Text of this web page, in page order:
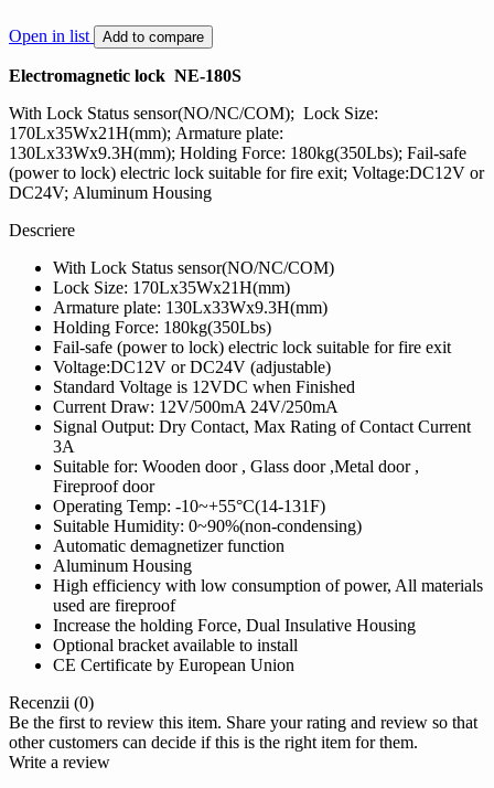
Open in list Add to compare
Electromagnetic lock NE-180S
With Lock Status sensor(NO/NC/COM); Lock Size:
170Lx35Wx21H(mm); Armature plate:
130Lx33Wx9.3H(mm); Holding Force: 180kg(350Lbs); Fail-safe
(power to lock) electric lock suitable for fire exit; Voltage:DC12V or
DC24V; Aluminum Housing
Descriere
With Lock Status sensor(NO/NC/COM)
Lock Size: 170Lx35Wx21H(mm)
Armature plate: 130Lx33Wx9.3H(mm)
Holding Force: 180kg(350Lbs)
Fail-safe (power to lock) electric lock suitable for fire exit
Voltage:DC12V or DC24V (adjustable)
Standard Voltage is 12VDC when Finished
Current Draw: 12V/500mA 24V/250mA
Signal Output: Dry Contact, Max Rating of Contact Current
3A
Suitable for: Wooden door , Glass door ,Metal door ,
Fireproof door
Operating Temp: -10~+55°C(14-131F)
Suitable Humidity: 0~90%(non-condensing)
Automatic demagnetizer function
Aluminum Housing
High efficiency with low consumption of power, All materials
used are fireproof
Increase the holding Force, Dual Insulative Housing
Optional bracket available to install
CE Certificate by European Union
Recenzii (0)
Be the first to review this item. Share your rating and review so that
other customers can decide if this is the right item for them.
Write a review